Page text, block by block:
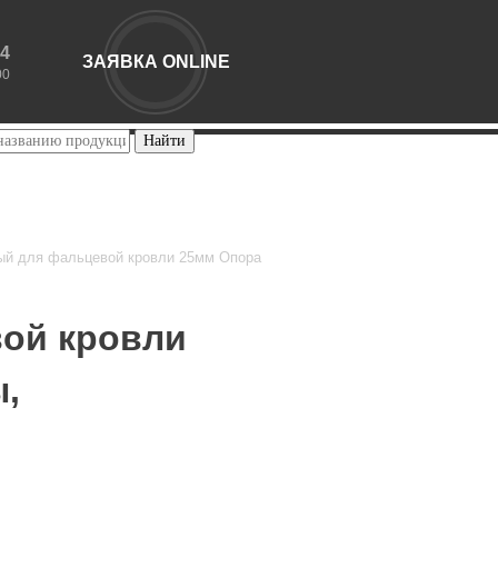
ЗАЯВКА ONLINE
для фальцевой кровли 25мм Опора
кровли